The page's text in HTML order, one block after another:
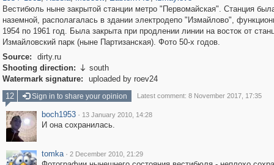
Вестибюль ныне закрытой станции метро "Первомайская". Станция
наземной, располагалась в здании электродепо "Измайлово",
1954 по 1961 год. Была закрыта при продлении линии на восток от
Измайловский парк (ныне Партизанская). Фото 50-х годов.
Source:
dirty.ru
Shooting direction:  south
Watermark signature:
uploaded by roev24
12
Sign in to share your opinion Latest comment: 8 November 2017, 17:35
boch1953 · 13 January 2010, 14:28
И она сохранилась.
tomka · 2 December 2010, 21:29